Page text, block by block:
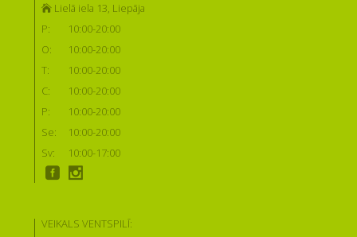
Lielā iela 13, Liepāja
P:
10:00-20:00
O:
10:00-20:00
T:
10:00-20:00
C:
10:00-20:00
P:
10:00-20:00
Se:
10:00-20:00
Sv:
10:00-17:00
VEIKALS VENTSPILĪ: